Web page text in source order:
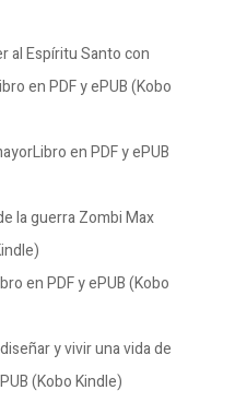
al Espíritu Santo con
en PDF y ePUB (Kobo
en PDF y ePUB
la guerra Zombi Max
en PDF y ePUB (Kobo
y vivir una vida de
(Kobo Kindle)